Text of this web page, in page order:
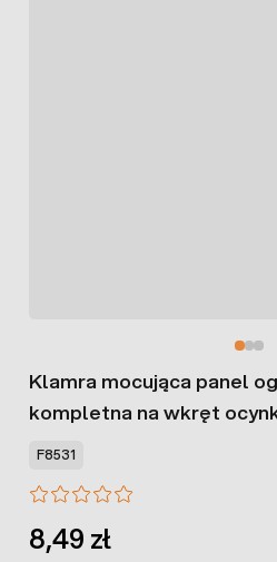
Klamra mocująca panel
kompletna na wkręt
F8531
8,49 zł